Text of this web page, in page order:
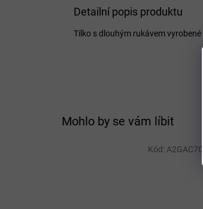
Mohlo by se vám líbit
Kód:
Detailní popis produktu
Tílko s dlouhým rukávem